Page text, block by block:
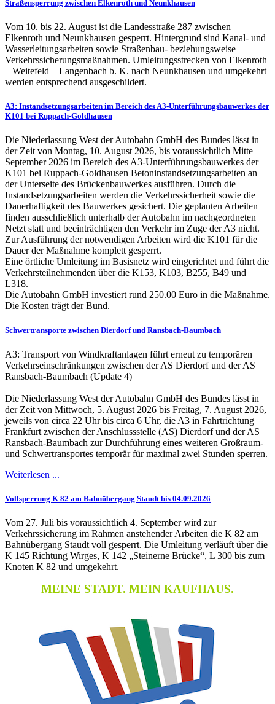
Straßensperrung zwischen Elkenroth und Neunkhausen
Vom 10. bis 22. August ist die Landesstraße 287 zwischen
Elkenroth und Neunkhausen gesperrt. Hintergrund sind Kanal- und
Wasserleitungsarbeiten sowie Straßenbau- beziehungsweise
Verkehrssicherungsmaßnahmen. Umleitungsstrecken von Elkenroth
– Weitefeld – Langenbach b. K. nach Neunkhausen und umgekehrt
werden entsprechend ausgeschildert.
A3: Instandsetzungsarbeiten im Bereich des A3-Unterführungsbauwerkes der
K101 bei Ruppach-Goldhausen
Die Niederlassung West der Autobahn GmbH des Bundes lässt in
der Zeit von Montag, 10. August 2026, bis voraussichtlich Mitte
September 2026 im Bereich des A3-Unterführungsbauwerkes der
K101 bei Ruppach-Goldhausen Betoninstandsetzungsarbeiten an
der Unterseite des Brückenbauwerkes ausführen. Durch die
Instandsetzungsarbeiten werden die Verkehrssicherheit sowie die
Dauerhaftigkeit des Bauwerkes gesichert. Die geplanten Arbeiten
finden ausschließlich unterhalb der Autobahn im nachgeordneten
Netzt statt und beeinträchtigen den Verkehr im Zuge der A3 nicht.
Zur Ausführung der notwendigen Arbeiten wird die K101 für die
Dauer der Maßnahme komplett gesperrt.
Eine örtliche Umleitung im Basisnetz wird eingerichtet und führt die
Verkehrsteilnehmenden über die K153, K103, B255, B49 und
L318.
Die Autobahn GmbH investiert rund 250.00 Euro in die Maßnahme.
Die Kosten trägt der Bund.
Schwertransporte zwischen Dierdorf und Ransbach-Baumbach
A3: Transport von Windkraftanlagen führt erneut zu temporären
Verkehrseinschränkungen zwischen der AS Dierdorf und der AS
Ransbach-Baumbach (Update 4)
Die Niederlassung West der Autobahn GmbH des Bundes lässt in
der Zeit von Mittwoch, 5. August 2026 bis Freitag, 7. August 2026,
jeweils von circa 22 Uhr bis circa 6 Uhr, die A3 in Fahrtrichtung
Frankfurt zwischen der Anschlussstelle (AS) Dierdorf und der AS
Ransbach-Baumbach zur Durchführung eines weiteren Großraum-
und Schwertransportes temporär für maximal zwei Stunden sperren.
Weiterlesen ...
Vollsperrung K 82 am Bahnübergang Staudt bis 04.09.2026
Vom 27. Juli bis voraussichtlich 4. September wird zur
Verkehrssicherung im Rahmen anstehender Arbeiten die K 82 am
Bahnübergang Staudt voll gesperrt. Die Umleitung verläuft über die
K 145 Richtung Wirges, K 142 „Steinerne Brücke“, L 300 bis zum
Knoten K 82 und umgekehrt.
MEINE STADT. MEIN KAUFHAUS.